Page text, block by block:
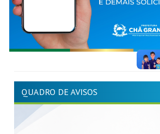
QUADRO DE AVISOS